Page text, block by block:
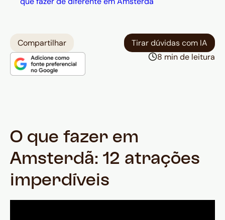
Compartilhar
Tirar dúvidas com IA
8 min de leitura
O que fazer em
Amsterdã: 12 atrações
imperdíveis